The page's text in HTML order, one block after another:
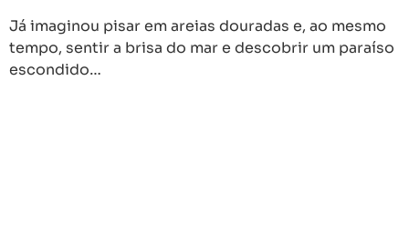
Já imaginou pisar em areias douradas e, ao mesmo
tempo, sentir a brisa do mar e descobrir um paraíso
escondido…